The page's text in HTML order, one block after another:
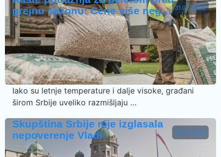
31.07.2026.
grejnu sezonu: Cene više neg…
Iako su letnje temperature i dalje visoke, građani
širom Srbije uveliko razmišljaju …
31.07.2026.
Skupština Srbije nije izglasala
nepoverenje Vladi